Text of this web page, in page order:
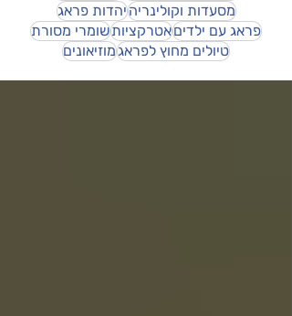
מסעדות וקולינריהיהדות פראג
פראג עם ילדיםאטרקציותשומרי מסורת
טיולים מחוץ לפראגמוזיאונים